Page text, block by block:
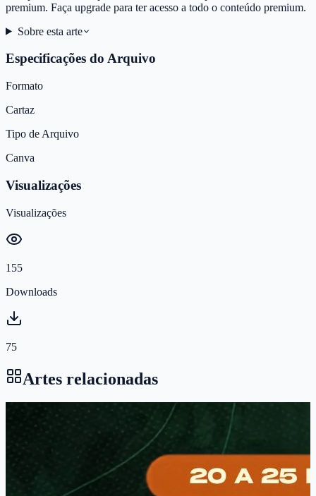
premium. Faça upgrade para ter acesso a todo o conteúdo premium.
Sobre esta arte
Especificações do Arquivo
Formato
Cartaz
Tipo de Arquivo
Canva
Visualizações
Visualizações
155
Downloads
75
Artes relacionadas